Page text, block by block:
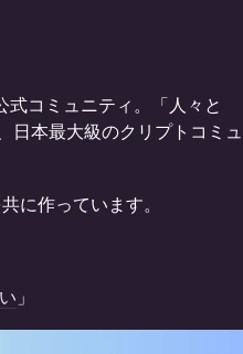
式コミュニティ。「人々と
本最大級のクリプトコミ
に作っています。
」